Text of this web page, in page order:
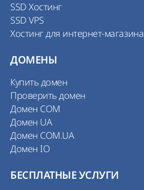
SSD Хостинг
SSD VPS
Хостинг для интернет-магазина
ДОМЕНЫ
Купить домен
Проверить домен
Домен COM
Домен UA
Домен COM.UA
Домен IO
БЕСПЛАТНЫЕ УСЛУГИ